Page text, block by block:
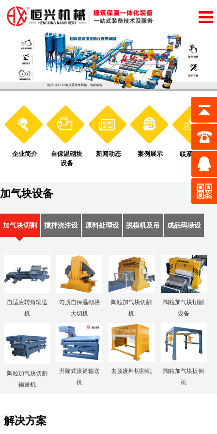
企业简介
自保温砌块
设备
新闻动态 案例展示 联系方式
加气块设备
加气块切割 搅拌浇注设 原料处理设 脱模机及吊 成品码垛设
自适应转角输送
机
匀质自保温砌块
大切机
陶粒加气块切割
机
陶粒加气块切割
设备
陶粒加气块切割
输送机
升降式滚筒输送
机
去顶废料切割机
陶粒加气块扳倒
机
解决方案